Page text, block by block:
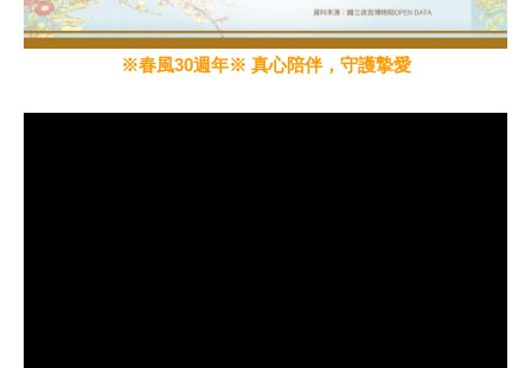
※春風30週年※ 真心陪伴，守護摯愛